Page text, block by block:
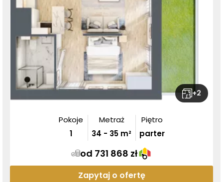
+2
Pokoje
1
Metraż
34 - 35 m²
Piętro
parter
od 731 868 zł
Zapytaj o ofertę